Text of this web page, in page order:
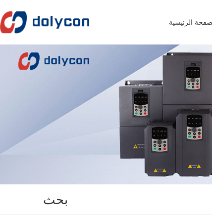
الرئيسية
بحث